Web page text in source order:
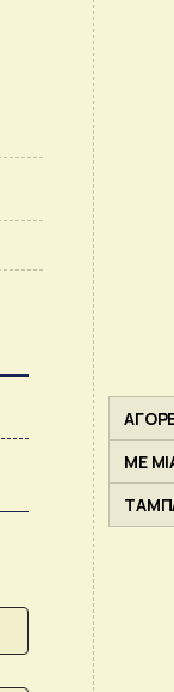
ΜΕ